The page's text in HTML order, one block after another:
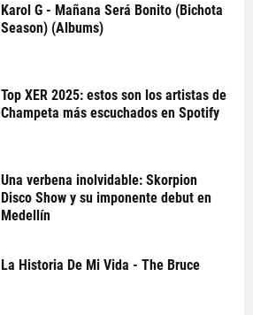
Karol G - Mañana Será Bonito (Bichota
Season) (Albums)
Top XER 2025: estos son los artistas de
Champeta más escuchados en Spotify
Una verbena inolvidable: Skorpion
Disco Show y su imponente debut en
Medellín
La Historia De Mi Vida - The Bruce